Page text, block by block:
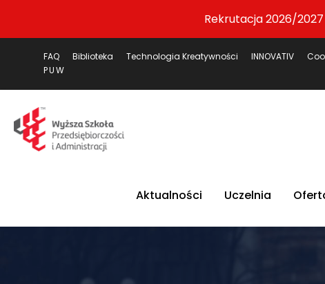
Rekrutacja 2026/
FAQ Biblioteka Technologia Kreatywności INNOVATIV
PUW
Aktualności Uczelnia